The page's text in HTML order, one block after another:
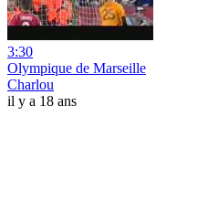
3:30
Olympique de Marseille
Charlou
il y a 18 ans